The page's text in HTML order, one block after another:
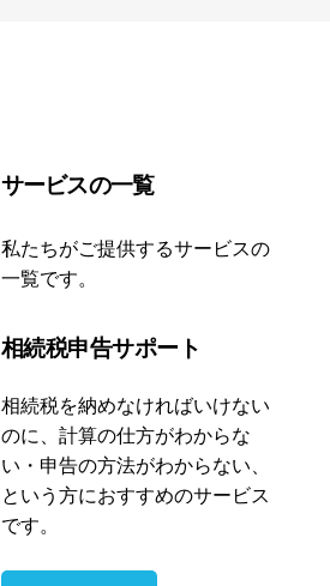
サービスの一覧
私たちがご提供するサービスの
一覧です。
相続税申告サポート
相続税を納めなければいけない
のに、計算の仕方がわからな
い・申告の方法がわからない、
という方におすすめのサービス
です。